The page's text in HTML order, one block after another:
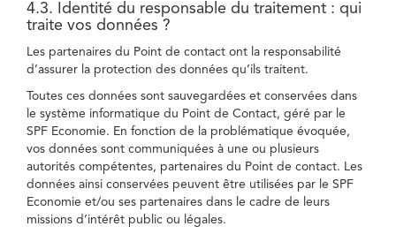
4.3. Identité du responsable du traitement : qui
traite vos données ?
Les partenaires du Point de contact ont la responsabilité
d’assurer la protection des données qu’ils traitent.
Toutes ces données sont sauvegardées et conservées dans
le système informatique du Point de Contact, géré par le
SPF Economie. En fonction de la problématique évoquée,
vos données sont communiquées à une ou plusieurs
autorités compétentes, partenaires du Point de contact. Les
données ainsi conservées peuvent être utilisées par le SPF
Economie et/ou ses partenaires dans le cadre de leurs
missions d’intérêt public ou légales.